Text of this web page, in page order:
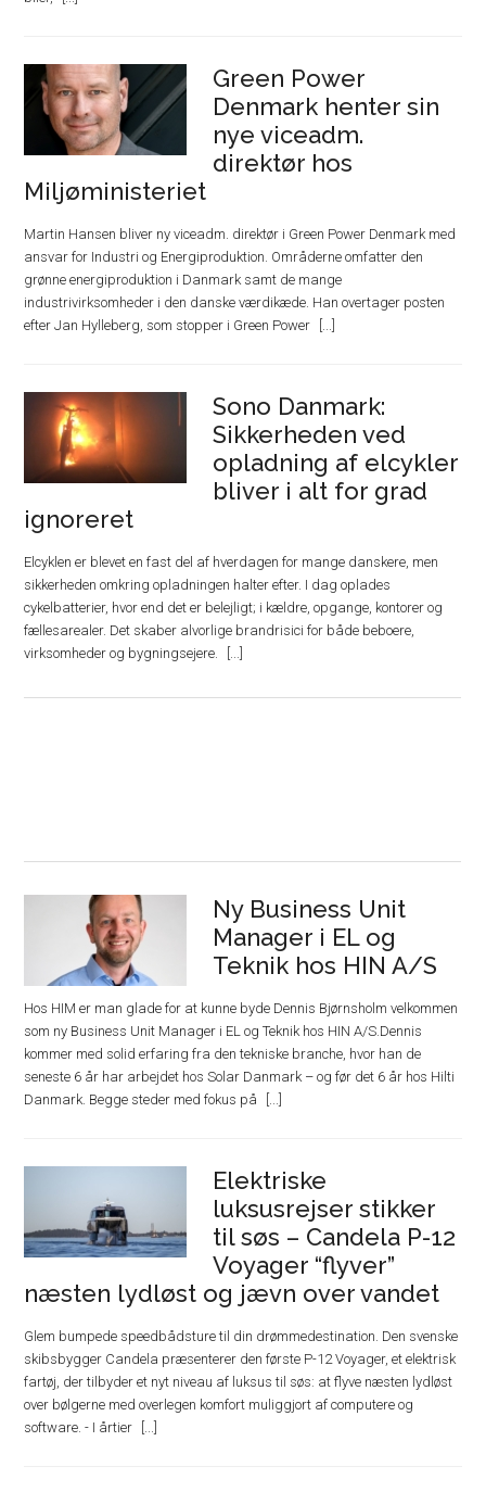
Green Power
Denmark henter sin
nye viceadm.
direktør hos
Miljøministeriet
Martin Hansen bliver ny viceadm. direktør i Green Power Denmark med
ansvar for Industri og Energiproduktion. Områderne omfatter den
grønne energiproduktion i Danmark samt de mange
industrivirksomheder i den danske værdikæde. Han overtager posten
efter Jan Hylleberg, som stopper i Green Power
Sono Danmark:
Sikkerheden ved
opladning af elcykler
bliver i alt for grad
ignoreret
Elcyklen er blevet en fast del af hverdagen for mange danskere, men
sikkerheden omkring opladningen halter efter. I dag oplades
cykelbatterier, hvor end det er belejligt; i kældre, opgange, kontorer og
fællesarealer. Det skaber alvorlige brandrisici for både beboere,
virksomheder og bygningsejere.
Ny Business Unit
Manager i EL og
Teknik hos HIN A/S
Hos HIM er man glade for at kunne byde Dennis Bjørnsholm velkommen
som ny Business Unit Manager i EL og Teknik hos HIN A/S.Dennis
kommer med solid erfaring fra den tekniske branche, hvor han de
seneste 6 år har arbejdet hos Solar Danmark – og før det 6 år hos Hilti
Danmark. Begge steder med fokus på
Elektriske
luksusrejser stikker
til søs – Candela P-12
Voyager “flyver”
næsten lydløst og jævn over vandet
Glem bumpede speedbådsture til din drømmedestination. Den svenske
skibsbygger Candela præsenterer den første P-12 Voyager, et elektrisk
fartøj, der tilbyder et nyt niveau af luksus til søs: at flyve næsten lydløst
over bølgerne med overlegen komfort muliggjort af computere og
software. - I årtier